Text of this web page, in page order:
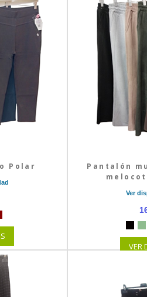
Polar
Pantalón
Ver
VER